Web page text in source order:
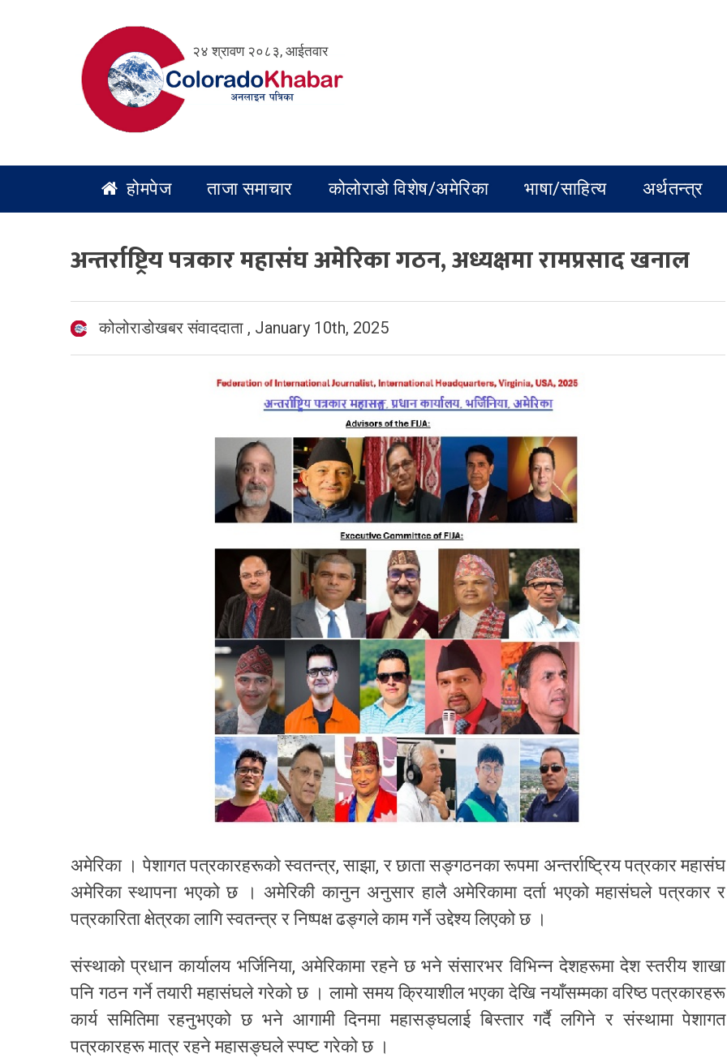
२४ श्रावण २०८३, आईतवार
होमपेज ताजा समाचार कोलोराडो विशेष/अमेरिका भाषा/साहित्य अर्थतन्त्र
अन्तर्राष्ट्रिय पत्रकार महासंघ अमेरिका गठन, अध्यक्षमा रामप्रसाद खनाल
कोलोराडोखबर संवाददाता , January 10th, 2025
अमेरिका । पेशागत पत्रकारहरूको स्वतन्त्र, साझा, र छाता सङ्गठनका रूपमा अन्तर्राष्ट्रिय पत्रकार महासंघ
अमेरिका स्थापना भएको छ । अमेरिकी कानुन अनुसार हालै अमेरिकामा दर्ता भएको महासंघले पत्रकार र
पत्रकारिता क्षेत्रका लागि स्वतन्त्र र निष्पक्ष ढङ्गले काम गर्ने उद्देश्य लिएको छ ।
संस्थाको प्रधान कार्यालय भर्जिनिया, अमेरिकामा रहने छ भने संसारभर विभिन्न देशहरूमा देश स्तरीय शाखा
पनि गठन गर्ने तयारी महासंघले गरेको छ । लामो समय क्रियाशील भएका देखि नयाँसम्मका वरिष्ठ पत्रकारहरू
कार्य समितिमा रहनुभएको छ भने आगामी दिनमा महासङ्घलाई बिस्तार गर्दै लगिने र संस्थामा पेशागत
पत्रकारहरू मात्र रहने महासङ्घले स्पष्ट गरेको छ ।